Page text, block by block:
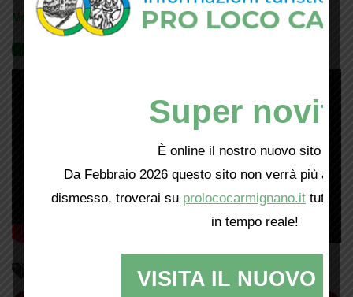
Mostra tutte le locandine
Parliamo di…
Super
È online il nostro nuovo sito web!
Da Febbraio 2026 questo sito non verrà più
dismesso, troverai su prolococarmignano.it tutti i
in tempo reale!
VISITA IL NUOVO